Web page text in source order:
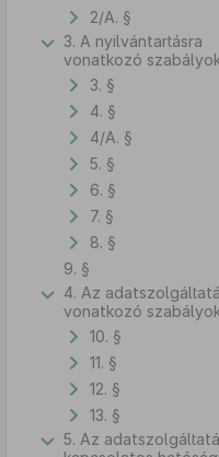
2/A. §
3. A nyilvántartásra
vonatkozó
3. §
4. §
4/A. §
5. §
6. §
7. §
8. §
9. §
4. Az
vonatkozó
10. §
11. §
12. §
13. §
5. Az